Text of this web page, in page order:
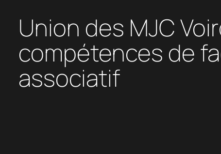
Union des MJC
compétences de
associatif